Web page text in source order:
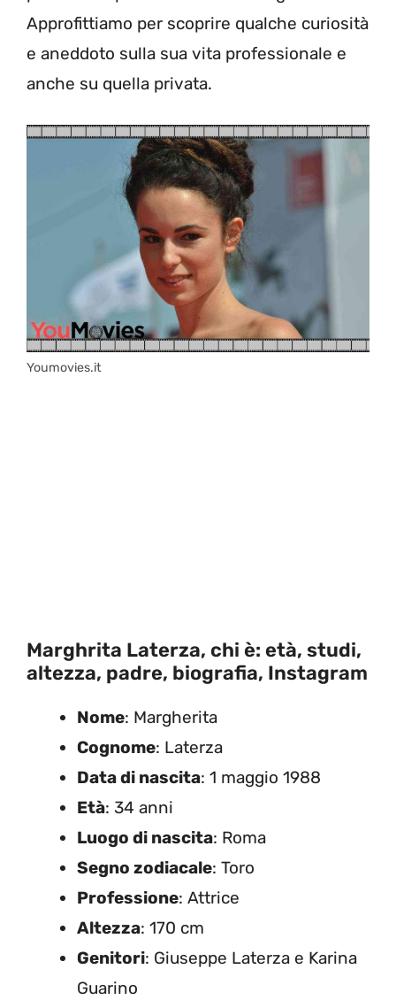
Approfittiamo per scoprire qualche curiosità
e aneddoto sulla sua vita professionale e
anche su quella privata.
Youmovies.it
Marghrita Laterza, chi è: età, studi,
altezza, padre, biografia, Instagram
Nome: Margherita
Cognome: Laterza
Data di nascita: 1 maggio 1988
Età: 34 anni
Luogo di nascita: Roma
Segno zodiacale: Toro
Professione: Attrice
Altezza: 170 cm
Genitori: Giuseppe Laterza e Karina
Guarino